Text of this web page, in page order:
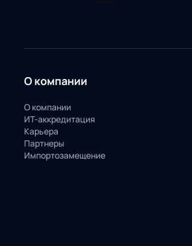
О компании
О компании
ИТ-аккредитация
Карьера
Партнеры
Импортозамещение